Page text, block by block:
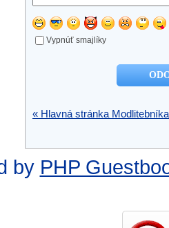
Vypnúť smajlíky
« Hlavná stránka Modlitebníka
by PHP